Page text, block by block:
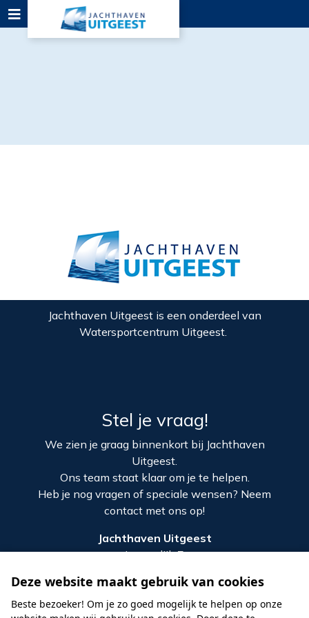
Jachthaven Uitgeest is een onderdeel van
Watersportcentrum Uitgeest.
Stel je vraag!
We zien je graag binnenkort bij Jachthaven
Uitgeest.
Ons team staat klaar om je te helpen.
Heb je nog vragen of speciale wensen? Neem
contact met ons op!
Jachthaven Uitgeest
Lagendijk 7
0251-312315
info@jachthavenuitgeest.nl
Deze website maakt gebruik van cookies
Beste bezoeker! Om je zo goed mogelijk te helpen op onze